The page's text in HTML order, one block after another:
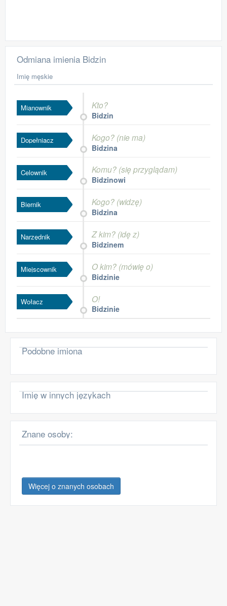
Odmiana imienia Bidzin
Imię męskie
Mianownik Kto?
Bidzin
Dopełniacz Kogo? (nie ma)
Bidzina
Celownik Komu? (się przyglądam)
Bidzinowi
Biernik Kogo? (widzę)
Bidzina
Narzędnik Z kim? (idę z)
Bidzinem
Miejscownik O kim? (mówię o)
Bidzinie
Wołacz O!
Bidzinie
Podobne imiona
Imię w innych językach
Znane osoby:
Więcej o znanych osobach